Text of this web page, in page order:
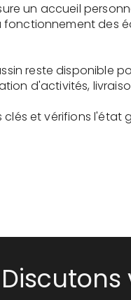
un accueil
des
reste disponible
d'activités,
et vérifions l'état
Discutons